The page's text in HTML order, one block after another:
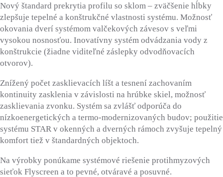
Nový štandard prekrytia profilu so sklom – zväčšenie hĺbky
zlepšuje tepelné a konštrukčné vlastnosti systému.­ Možnosť
okovania dverí systémom valčekových závesov s veľmi
vysokou nosnosťou. Inovatívny systém odvádzania vody z
konštrukcie (žiadne viditeľné záslepky odvodňovacích
otvorov).
Znížený počet zasklievacích líšt a tesnení zachovaním
kontinuity zasklenia v závislosti na hrúbke skiel, možnosť
zasklievania zvonku. Systém sa zvlášť odporúča do
nízkoenergetických a termo-modernizovaných budov; použitie
systému STAR v okenných a dverných rámoch zvyšuje tepelný
komfort tiež v štandardných objektoch.
Na výrobky ponúkame systémové riešenie protihmyzových
sieťok Flyscreen a to pevné, otváravé a posuvné.